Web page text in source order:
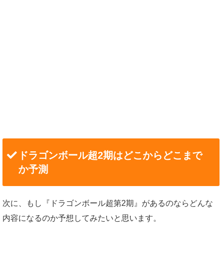
ドラゴンボール超2期はどこからどこまで
か予測
次に、もし『ドラゴンボール超第2期』があるのならどんな
内容になるのか予想してみたいと思います。